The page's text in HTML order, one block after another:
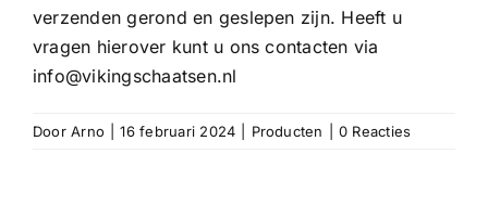
verzenden gerond en geslepen zijn. Heeft u
vragen hierover kunt u ons contacten via
info@vikingschaatsen.nl
DoorArno 16 februari 2024 Producten 0 Reacties